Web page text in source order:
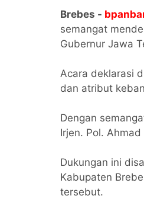
Brebes -
semangat
Gubernur Jawa
Acara deklarasi
dan atribut
Dengan
Irjen. Pol.
Dukungan ini
Kabupaten
tersebut.